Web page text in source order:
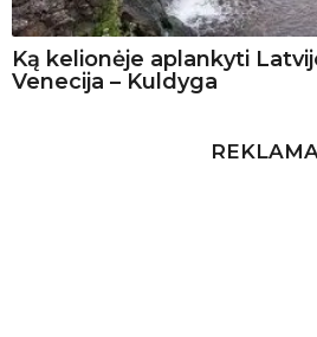
Ką kelionėje aplankyti
Venecija – Kuldyga